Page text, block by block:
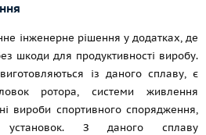
інженерне рішення у додатках, де
шкоди для продуктивності виробу.
із даного сплаву, є
ротора, системи живлення
вироби спортивного спорядження,
установок. З даного сплаву